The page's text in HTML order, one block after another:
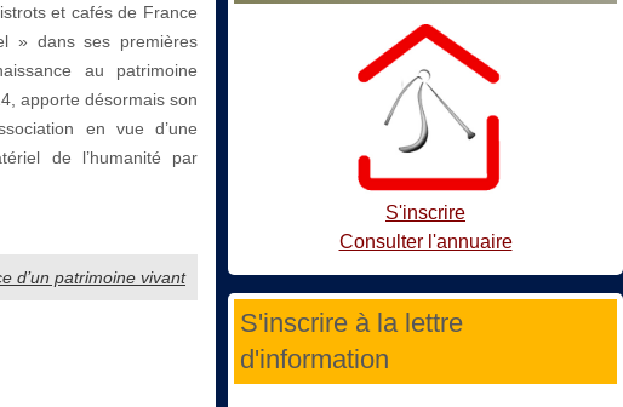
et cafés de France
» dans ses premières
au patrimoine
apporte désormais son
en vue d’une
de l’humanité par
d’un patrimoine vivant
S'inscrire
Consulter l'annuaire
S'inscrire à la lettre
d'information